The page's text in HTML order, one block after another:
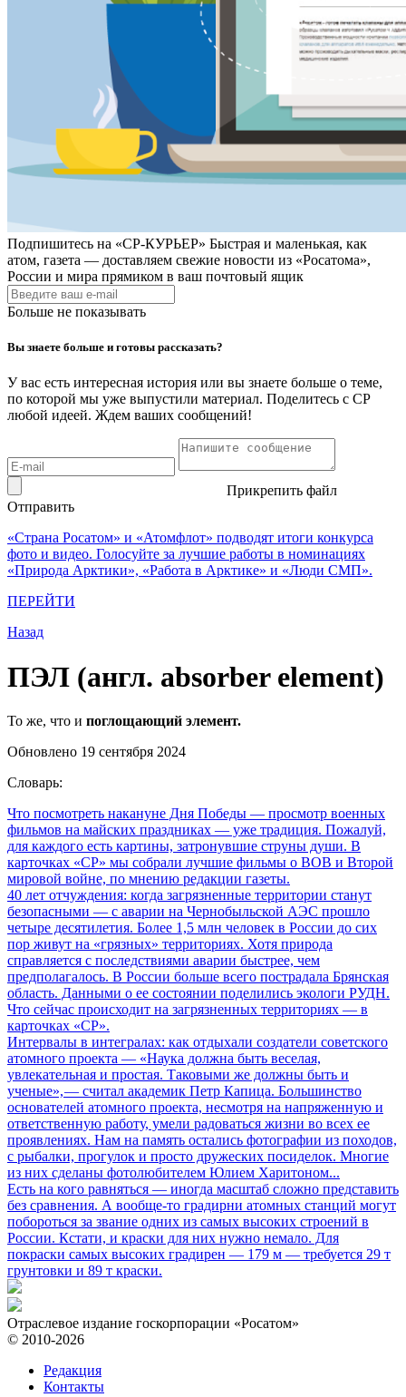
Подпишитесь на «СР-КУРЬЕР» Быстрая и маленькая, как
атом, газета — доставляем свежие новости из «Росатома»,
России и мира прямиком в ваш почтовый ящик
Больше не показывать
Вы знаете больше и готовы рассказать?
У вас есть интересная история или вы знаете больше о теме,
по которой мы уже выпустили материал. Поделитесь с СР
любой идеей. Ждем ваших сообщений!
Прикрепить файл
Отправить
«Страна Росатом» и «Атомфлот» подводят итоги конкурса
фото и видео. Голосуйте за лучшие работы в номинациях
«Природа Арктики», «Работа в Арктике» и «Люди СМП».
ПЕРЕЙТИ
Назад
ПЭЛ (англ. absorber element)
То же, что и поглощающий элемент.
Обновлено 19 сентября 2024
Словарь:
Что посмотреть накануне Дня Победы — просмотр военных
фильмов на майских праздниках — уже традиция. Пожалуй,
для каждого есть картины, затронувшие струны души. В
карточках «СР» мы собрали лучшие фильмы о ВОВ и Второй
мировой войне, по мнению редакции газеты.
40 лет отчуждения: когда загрязненные территории станут
безопасными — с аварии на Чернобыльской АЭС прошло
четыре десятилетия. Более 1,5 млн человек в России до сих
пор живут на «грязных» территориях. Хотя природа
справляется с последствиями аварии быстрее, чем
предполагалось. В России больше всего пострадала Брянская
область. Данными о ее состоянии поделились экологи РУДН.
Что сейчас происходит на загрязненных территориях — в
карточках «СР».
Интервалы в интегралах: как отдыхали создатели советского
атомного проекта — «Наука должна быть веселая,
увлекательная и простая. Таковыми же должны быть и
ученые», — считал академик Петр Капица. Большинство
основателей атомного проекта, несмотря на напряженную и
ответственную работу, умели радоваться жизни во всех ее
проявлениях. Нам на память остались фотографии из походов,
с рыбалки, прогулок и просто дружеских посиделок. Многие
из них сделаны фотолюбителем Юлием Харитоном...
Есть на кого равняться — иногда масштаб сложно представить
без сравнения. А вообще-то градирни атомных станций могут
побороться за звание одних из самых высоких строений в
России. Кстати, и краски для них нужно немало. Для
покраски самых высоких градирен — 179 м — требуется 29 т
грунтовки и 89 т краски.
Отраслевое издание госкорпорации «Росатом»
© 2010-2026
Редакция
Контакты